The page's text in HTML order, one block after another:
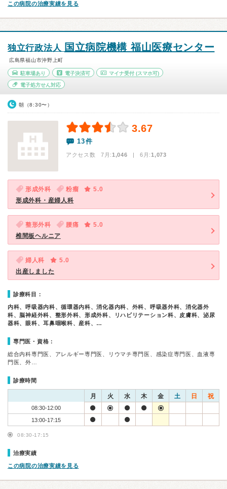
この病院の治療実績を見る
独立行政法人 国立病院機構 福山医療センター
広島県福山市沖野上町
駐車場あり 電子決済可 マイナ受付 (スマホ可)
電子処方せん対応
朝（8:30〜）
3.67
13件
アクセス数 7月:1,046 | 6月:1,073
形成外科 粉瘤
5.0
形成外科・産婦人科
整形外科 腰痛
5.0
椎間板ヘルニア
婦人科
5.0
出産しました
診療科目：
内科、呼吸器内科、循環器内科、消化器内科、外科、呼吸器外科、消化器外
科、脳神経外科、整形外科、形成外科、リハビリテーション科、皮膚科、泌尿
器科、眼科、耳鼻咽喉科、産科、…
専門医・資格：
総合内科専門医、アレルギー専門医、リウマチ専門医、感染症専門医、血液専
門医、外…
診療時間
月 火 水 木 金 土 日 祝
08:30-12:00
13:00-17:15
08:30-17:15
治療実績
この病院の治療実績を見る